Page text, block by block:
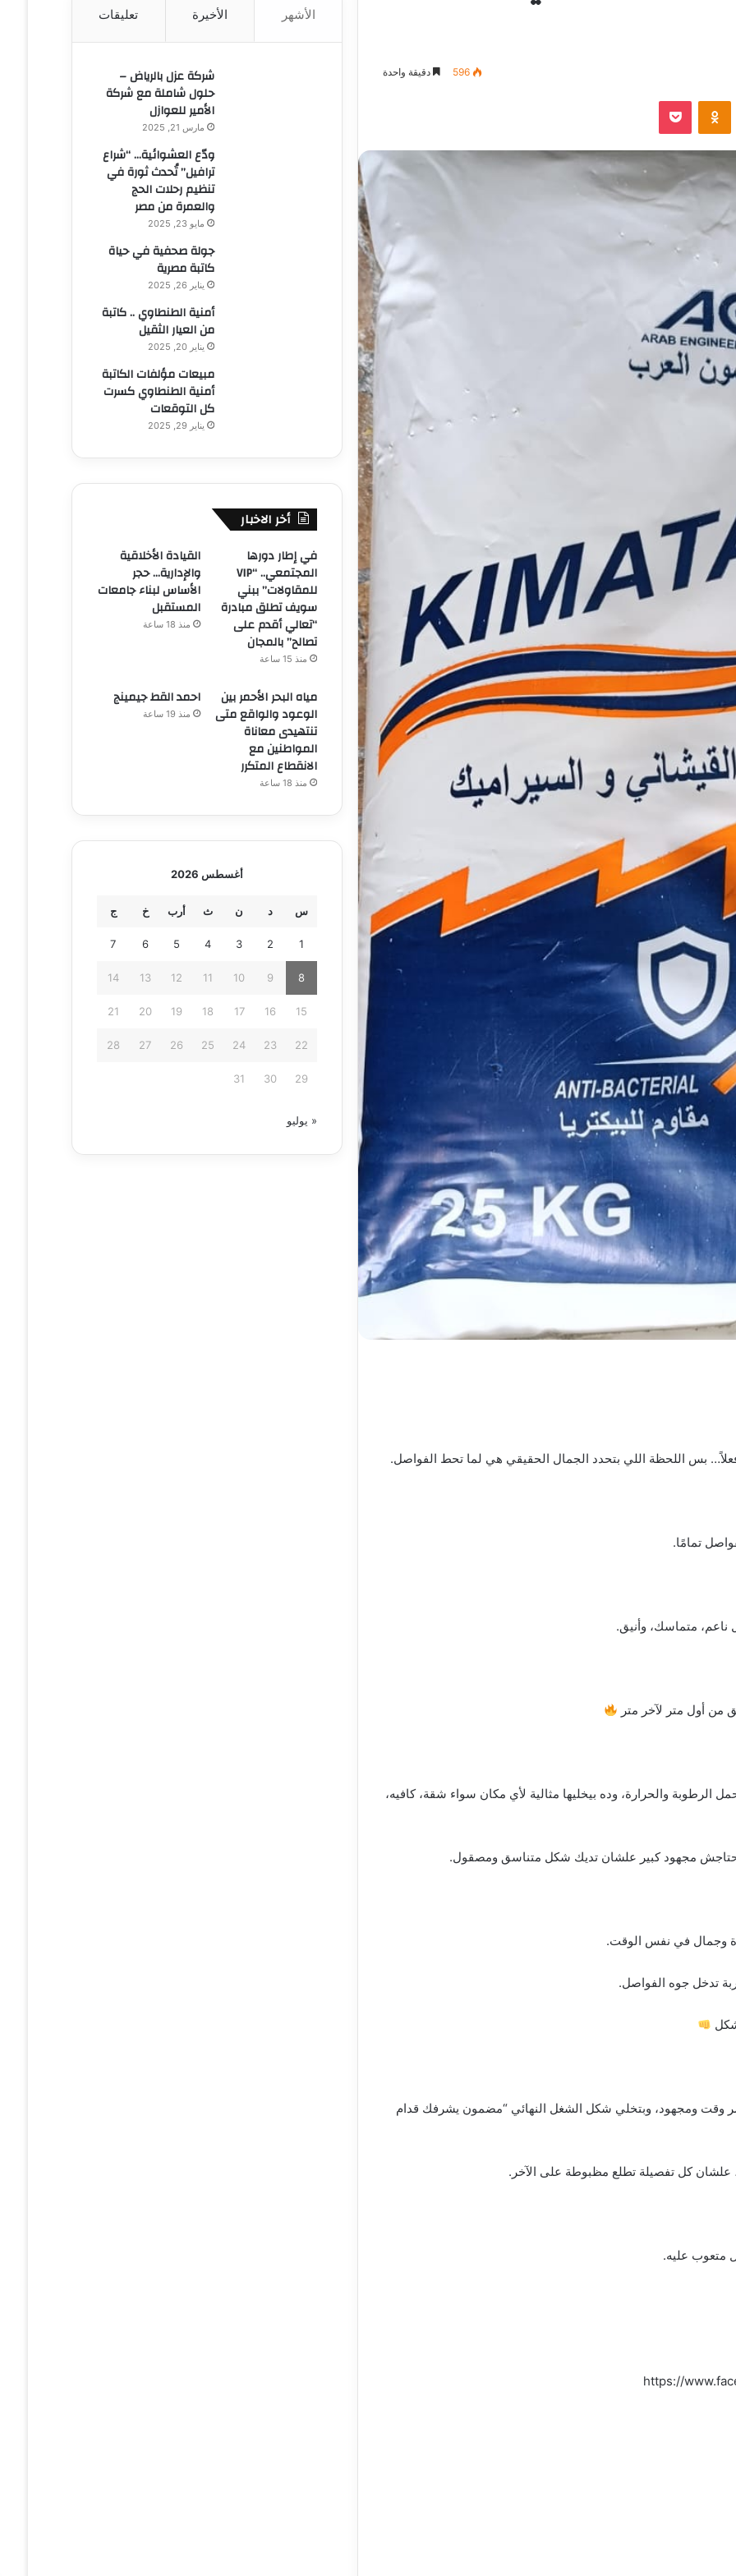
596 دقيقة واحدة
Odnoklassniki بوكيت
بس اللحظة اللي بتحدد الجمال الحقيقي هي لما تحط الفواصل.
تمامًا.
متماسك، وأنيق.
من أول متر لآخر متر
الرطوبة والحرارة، وده بيخليها مثالية لأي مكان سواء شقة، كافيه،
مجهود كبير علشان تديك شكل متناسق ومصقول.
وجمال في نفس الوقت.
تدخل جوه الفواصل.
وقت ومجهود، وبتخلي شكل الشغل النهائي “مضمون يشرفك قدام
علشان كل تفصيلة تطلع مظبوطة على الآخر.
متعوب عليه.
الأشهر الأخيرة تعليقات
شركة عزل بالرياض –
حلول شاملة مع شركة
الأمير للعوازل
مارس 21, 2025
ودّع العشوائية… “شراع
ترافيل” تُحدث ثورة في
تنظيم رحلات الحج
والعمرة من مصر
مايو 23, 2025
جولة صحفية في حياة
كاتبة مصرية
يناير 26, 2025
أمنية الطنطاوي .. كاتبة
من العيار الثقيل
يناير 20, 2025
مبيعات مؤلفات الكاتبة
أمنية الطنطاوي كسرت
كل التوقعات
يناير 29, 2025
أخر الاخبار
في إطار دورها
المجتمعي.. “VIP
للمقاولات” ببني
سويف تطلق مبادرة
“تعالي أقدم على
تصالح” بالمجان
منذ 15 ساعة
القيادة الأخلاقية
والإدارية… حجر
الأساس لبناء جامعات
المستقبل
منذ 18 ساعة
مياه البحر الأحمر بين
الوعود والواقع متى
تنتهيدى معاناة
المواطنين مع
الانقطاع المتكرر
منذ 18 ساعة
احمد القط جيمينج
منذ 19 ساعة
أغسطس 2026
س د ن ث أرب خ ج
1
2
3
4
5
6
7
8
9
10
11
12
13
14
15
16
17
18
19
20
21
22
23
24
25
26
27
28
29
30
31
« يوليو